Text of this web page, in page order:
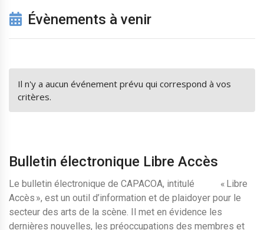
Évènements à venir
Il n'y a aucun événement prévu qui correspond à vos
critères.
Bulletin électronique Libre Accès
Le bulletin électronique de CAPACOA, intitulé « Libre
Accès », est un outil d’information et de plaidoyer pour le
secteur des arts de la scène. Il met en évidence les
dernières nouvelles, les préoccupations des membres et